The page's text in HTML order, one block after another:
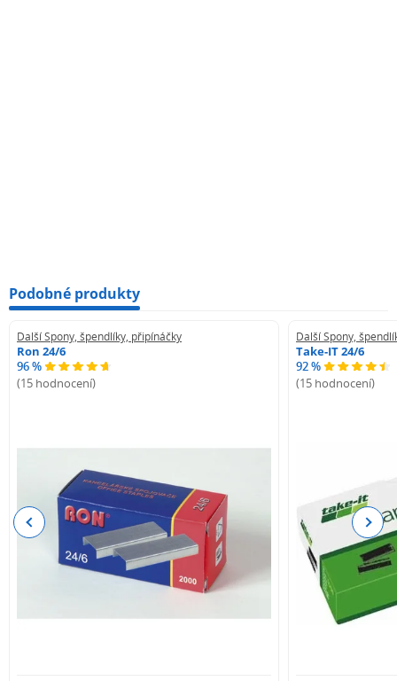
Podobné produkty
Další Spony, špendlíky, připínáčky
Ron 24/6
96 %
(15 hodnocení)
Další Spony,
Take-IT 24/6
92 %
(15 hodnocení)
Previous Next